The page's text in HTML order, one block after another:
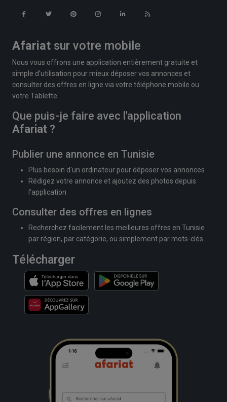
Afariat sur votre mobile
Nous vous offrons une application entièrement gratuite et
simple d'utilisation pour mieux déposer vos annonces et
consulter des offres en ligne via votre téléphone mobile ou
votre Tablette.
Que puis-je faire avec l'application
Afariat ?
Publier une annonce en Tunisie
Plus besoin d'un ordinateur pour déposer vos annonces
Rédigez votre annonce et ajoutez des photos depuis
l'application
Consulter des offres en lignes
Recherchez facilement les meilleures offres en Tunisie
par région, par catégorie, ou simplement par mots-clés.
Télécharger